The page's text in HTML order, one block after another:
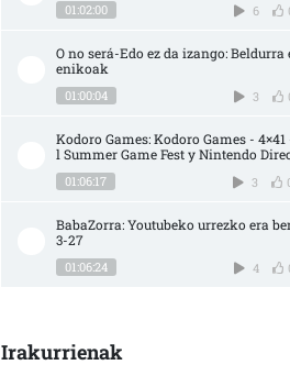
01:02:00 6
O no será-Edo ez da izango: Beldurra
enikoak
01:00:04 3
Kodoro Games: Kodoro Games - 4×41
l Summer Game Fest y Nintendo
01:06:17 3
BabaZorra: Youtubeko urrezko era
3-27
01:06:24 4
Irakurrienak